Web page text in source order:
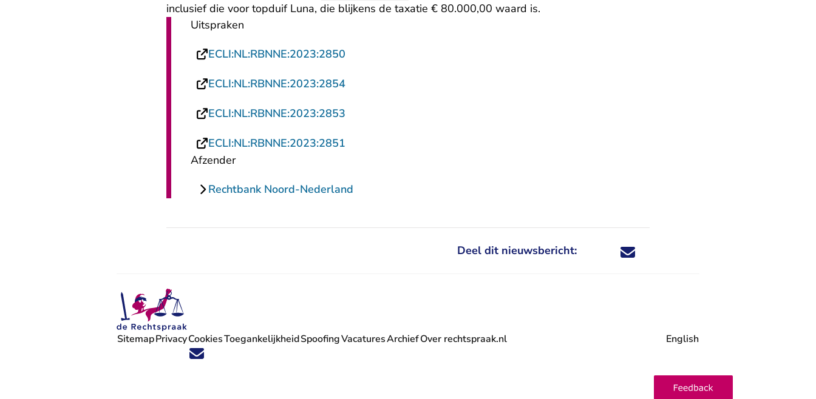
inclusief die voor topduif Luna, die blijkens de taxatie € 80.000,00 waard is.
Uitspraken
ECLI:NL:RBNNE:2023:2850
ECLI:NL:RBNNE:2023:2854- U verlaat Rechtspraak.nl
ECLI:NL:RBNNE:2023:2853
ECLI:NL:RBNNE:2023:2851
Afzender
Rechtbank Noord-Nederland
Deel dit nieuwsbericht: Deel dit nieuwsbericht via X - U verlaat
Deel dit nieuwsbericht via Facebook - U
Deel dit nieuwsbericht via e-mail
Deel dit nieuwsbericht via LinkedIn - U
Volg ons op X (Twitter) - U verlaat Rechtspraak.nl
Volg ons op Facebook - U verlaat Rechtspraak.nl
Volg ons op Instagram - U verlaat Rechtspraak.nl
Volg ons op Youtube - U verlaat Rechtspraak.nl
Volg ons op LinkedIn - U verlaat Rechtspraak.nl
'Blijf op de hoogte' nieuwsbrief - U verlaat Rechtspraak.nl
SitemapPrivacyCookiesToegankelijkheidSpoofingVacatures
- U verlaat Rechtspraak.nl
ArchiefOver rechtspraak.nl English